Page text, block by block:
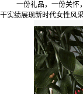
一份礼品，一份关怀
干实绩展现新时代女性风